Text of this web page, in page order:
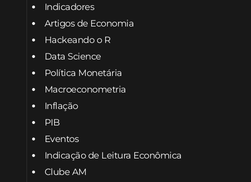
Indicadores
Artigos de Economia
Hackeando o R
Data Science
Política Monetária
Macroeconometria
Inflação
PIB
Eventos
Indicação de Leitura Econômica
Clube AM